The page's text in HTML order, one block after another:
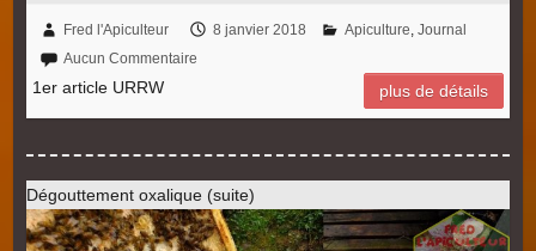
Fred l'Apiculteur 8 janvier 2018 Apiculture, Journal
Aucun Commentaire
1er article URRW plus de détails
Dégouttement oxalique (suite)